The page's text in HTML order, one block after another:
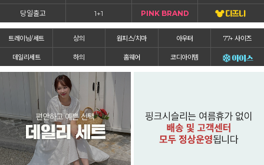
당일출고 1+1 PINK BRAND
트레이닝/세트 상의 원피스/치마 아우터 77+ 사이즈
데일리세트 하의 홈웨어 코디아이템